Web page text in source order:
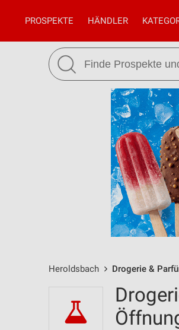
PROSPEKTE HÄNDLER
Heroldsbach Drogerie &